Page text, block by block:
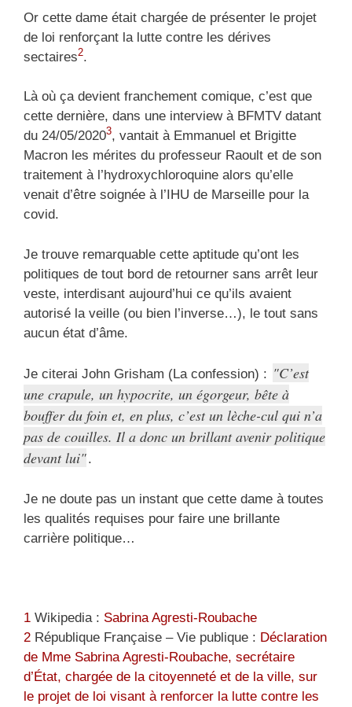
Or cette dame était chargée de présenter le projet
de loi renforçant la lutte contre les dérives
sectaires2.
Là où ça devient franchement comique, c’est que
cette dernière, dans une interview à BFMTV datant
du 24/05/20203, vantait à Emmanuel et Brigitte
Macron les mérites du professeur Raoult et de son
traitement à l’hydroxychloroquine alors qu’elle
venait d’être soignée à l’IHU de Marseille pour la
covid.
Je trouve remarquable cette aptitude qu’ont les
politiques de tout bord de retourner sans arrêt leur
veste, interdisant aujourd’hui ce qu’ils avaient
autorisé la veille (ou bien l’inverse…), le tout sans
aucun état d’âme.
Je citerai John Grisham (La confession) :
C’est
une crapule, un hypocrite, un égorgeur, bête à
bouffer du foin et, en plus, c’est un lèche-cul qui n’a
pas de couilles. Il a donc un brillant avenir politique
devant lui .
Je ne doute pas un instant que cette dame à toutes
les qualités requises pour faire une brillante
carrière politique…
1 Wikipedia : Sabrina Agresti-Roubache
2 République Française – Vie publique : Déclaration
de Mme Sabrina Agresti-Roubache, secrétaire
d’État, chargée de la citoyenneté et de la ville, sur
le projet de loi visant à renforcer la lutte contre les